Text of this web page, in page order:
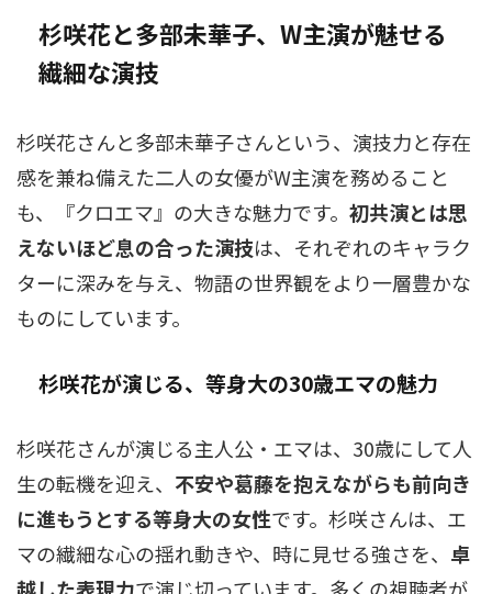
杉咲花と多部未華子、W主演が魅せる
繊細な演技
杉咲花さんと多部未華子さんという、演技力と存在
感を兼ね備えた二人の女優がW主演を務めること
も、『クロエマ』の大きな魅力です。 初共演とは思
えないほど息の合った演技は、それぞれのキャラク
ターに深みを与え、物語の世界観をより一層豊かな
ものにしています。
杉咲花が演じる、等身大の30歳エマの魅力
杉咲花さんが演じる主人公・エマは、30歳にして人
生の転機を迎え、 不安や葛藤を抱えながらも前向き
に進もうとする等身大の女性です。杉咲さんは、エ
マの繊細な心の揺れ動きや、時に見せる強さを、 卓